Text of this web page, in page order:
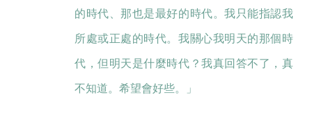
的時代、那也是最好的時代。我只能指認我
所處或正處的時代。我關心我明天的那個時
代，但明天是什麼時代？我真回答不了，真
不知道。希望會好些。」